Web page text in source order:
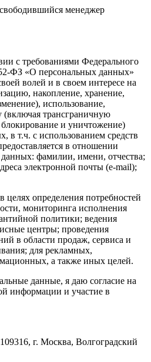
менеджер
с требованиями Федерального
ФЗ «О персональных данных»
волей и в своем интересе на
накопление, хранение,
использование,
(включая трансграничную
и уничтожение)
в т.ч. с использованием средств
в отношении
фамилии, имени, отчества;
электронной почты (e-mail);
целях определения потребностей
мониторинга исполнения
политики; ведения
центры; проведения
в области продаж, сервиса и
для рекламных,
а также иных целей.
данные, я даю согласие на
информации и участие в
г. Москва, Волгоградский